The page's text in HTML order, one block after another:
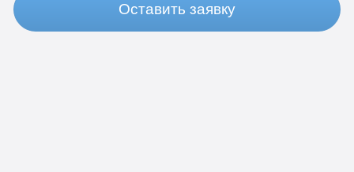
Оставить заявку